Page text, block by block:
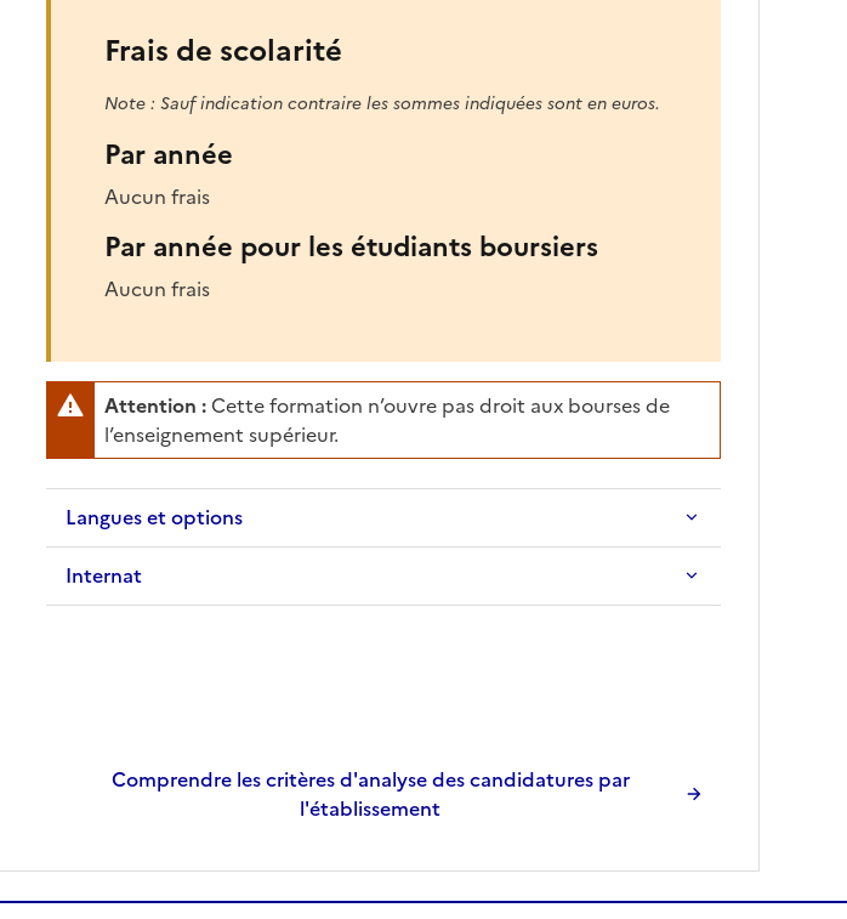
Frais de scolarité
Note : Sauf indication contraire les sommes indiquées sont en euros.
Par année
Aucun frais
Par année pour les étudiants boursiers
Aucun frais
Attention : Cette formation n’ouvre pas droit aux bourses de
l’enseignement supérieur.
Langues et options
Internat
Comprendre les critères d'analyse des candidatures par
l'établissement